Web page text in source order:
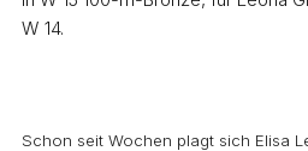
W 14.
Schon seit Wochen plagt sich Elisa